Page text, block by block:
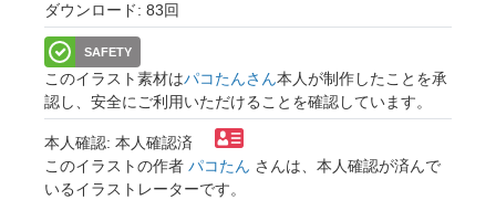
ダウンロード: 83回
SAFETY
このイラスト素材はパコたんさん本人が制作したことを承
認し、安全にご利用いただけることを確認しています。
本人確認: 本人確認済
このイラストの作者 パコたん さんは、本人確認が済んで
いるイラストレーターです。